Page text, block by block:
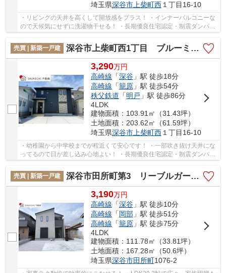
埼玉県深谷市上柴町西１丁目16-10
・リビングの天井を高くして開放感をプラス！ ・インナーバルコニーな
ので天候気にせずに洗濯物干せる！ ・長期優良住宅認定・制震ダンパ
売買 | 新築一戸建
深谷市上柴町西1丁目 ブルーミングガーデン 全4棟 2号棟
3,290万円
高崎線 「深谷」駅 徒歩18分
高崎線 「籠原」駅 徒歩54分
秩父鉄道 「明戸 」駅 徒歩86分
4LDK
建物面積：103.91㎡（31.43坪）
土地面積：203.62㎡（61.59坪）
埼玉県深谷市上柴町西１丁目16-10
・幼稚園から中学校までが程近くて安心です！ ・一部吹き抜け天井にな
ってるので日が差し込み心地よい！ ・長期優良住宅認定・制震ダンパ
売買 | 新築一戸建
深谷市田所町第3 リーブルガーデン 新築戸建 全2棟 2号棟
3,190万円
高崎線 「深谷」駅 徒歩10分
高崎線 「岡部」駅 徒歩51分
高崎線 「籠原」駅 徒歩75分
4LDK
建物面積：111.78㎡（33.81坪）
土地面積：167.28㎡（50.6坪）
埼玉県深谷市田所町1076-2